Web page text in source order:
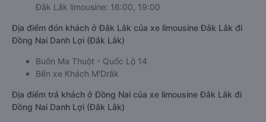
Đắk Lắk limousine: 16:00, 19:00
Địa điểm đón khách ở Đắk Lắk của xe limousine Đắk Lắk đi
Đồng Nai Danh Lợi (Đắk Lắk)
Buôn Ma Thuột - Quốc Lộ 14
Bến xe Khách M'Drắk
Địa điểm trả khách ở Đồng Nai của xe limousine Đắk Lắk đi
Đồng Nai Danh Lợi (Đắk Lắk)